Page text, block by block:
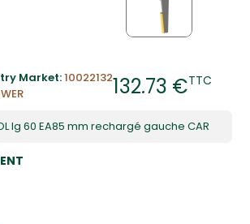
Market:10022132132.73 €TTC
lg 60 EA85 mm rechargé gauche CAR